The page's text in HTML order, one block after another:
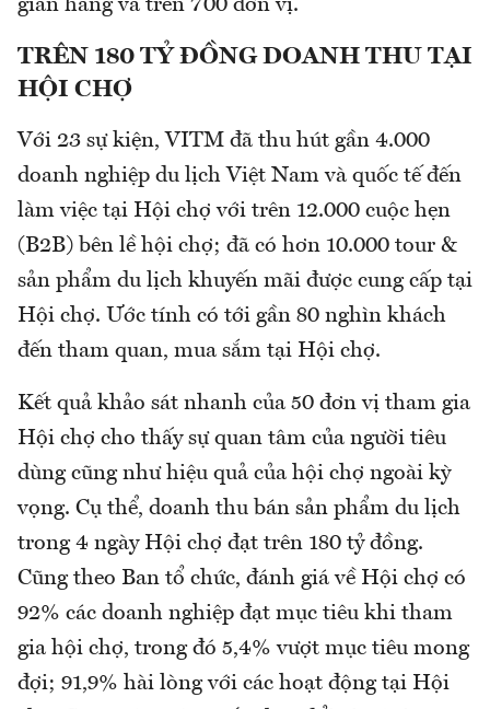
gian hàng và trên 700 đơn vị.
TRÊN 180 TỶ ĐỒNG DOANH THU TẠI
HỘI CHỢ
Với 23 sự kiện, VITM đã thu hút gần 4.000
doanh nghiệp du lịch Việt Nam và quốc tế đến
làm việc tại Hội chợ với trên 12.000 cuộc hẹn
(B2B) bên lề hội chợ; đã có hơn 10.000 tour &
sản phẩm du lịch khuyến mãi được cung cấp tại
Hội chợ. Ước tính có tới gần 80 nghìn khách
đến tham quan, mua sắm tại Hội chợ.
Kết quả khảo sát nhanh của 50 đơn vị tham gia
Hội chợ cho thấy sự quan tâm của người tiêu
dùng cũng như hiệu quả của hội chợ ngoài kỳ
vọng. Cụ thể, doanh thu bán sản phẩm du lịch
trong 4 ngày Hội chợ đạt trên 180 tỷ đồng.
Cũng theo Ban tổ chức, đánh giá về Hội chợ có
92% các doanh nghiệp đạt mục tiêu khi tham
gia hội chợ, trong đó 5,4% vượt mục tiêu mong
đợi; 91,9% hài lòng với các hoạt động tại Hội